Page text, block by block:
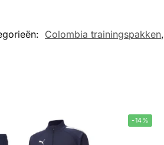
Colombia trainingspakken,
-14%